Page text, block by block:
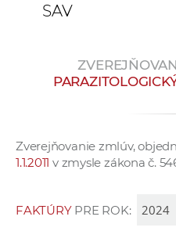
SAV
Zverejňovanie zmlúv,
1.1.2011 v zmysle zákona č.
FAKTÚRYPRE ROK: